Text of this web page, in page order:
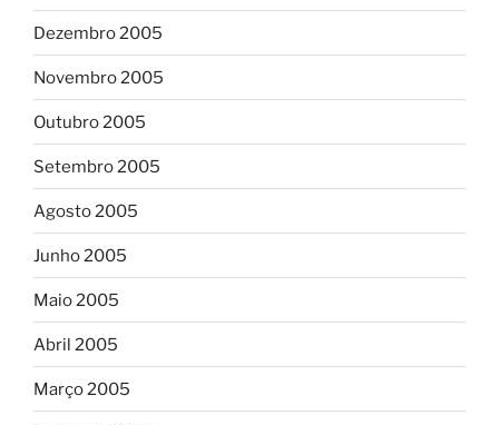
Dezembro 2005
Novembro 2005
Outubro 2005
Setembro 2005
Agosto 2005
Junho 2005
Maio 2005
Abril 2005
Março 2005